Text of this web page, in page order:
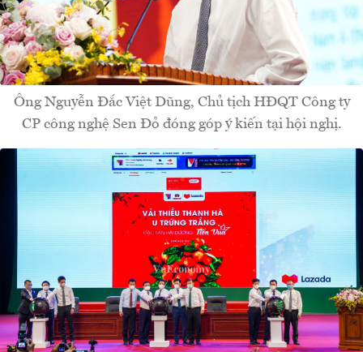
Ông Nguyễn Đắc Việt Dũng, Chủ tịch HĐQT Công ty
CP công nghệ Sen Đỏ đóng góp ý kiến tại hội nghị.